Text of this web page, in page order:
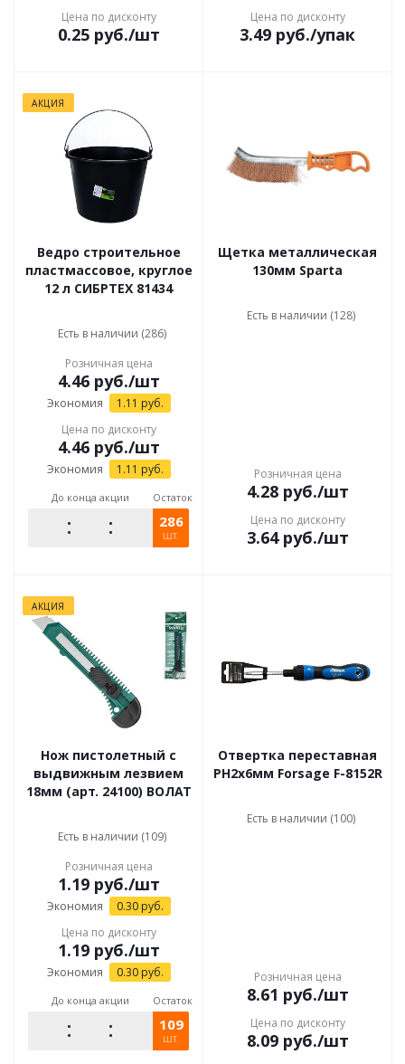
Цена по дисконту
0.25руб./шт
Цена по дисконту
3.49 руб./упак
АКЦИЯ
Ведро строительное
пластмассовое, круглое
12 л СИБРТЕХ 81434
Есть в наличии (286)
Розничная цена
4.46руб./шт
Экономия 1.11 руб.
Цена по дисконту
4.46руб./шт
Экономия 1.11 руб.
До конца акции Остаток
286
шт.
Щетка металлическая
130мм Sparta
Есть в наличии (128)
Розничная цена
4.28руб./шт
Цена по дисконту
3.64руб./шт
АКЦИЯ
Нож пистолетный с
выдвижным лезвием
18мм (арт. 24100) ВОЛАТ
Есть в наличии (109)
Розничная цена
1.19руб./шт
Экономия 0.30руб.
Цена по дисконту
1.19руб./шт
Экономия 0.30руб.
До конца акции Остаток
109
шт.
Отвертка переставная
PH2х6мм Forsage F-8152R
Есть в наличии (100)
Розничная цена
8.61 руб./шт
Цена по дисконту
8.09руб./шт